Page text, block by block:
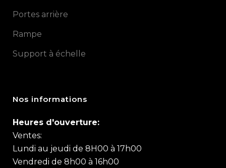
Portes arrière
Rampe
Support à échelle
Nos informations
Heures d'ouverture:
Ventes:
Lundi au jeudi de 8H00 à 17h00
Vendredi de 8h00 à 16h00